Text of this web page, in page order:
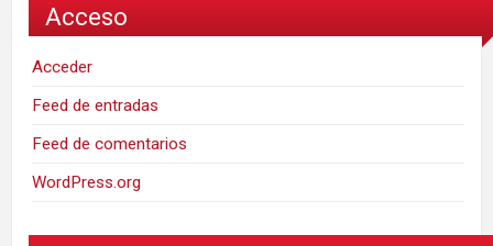
Acceso
Acceder
Feed de entradas
Feed de comentarios
WordPress.org